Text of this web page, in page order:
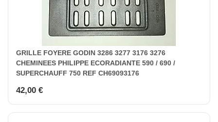
GRILLE FOYERE GODIN 3286 3277 3176 3276
CHEMINEES PHILIPPE ECORADIANTE 590 / 690 /
SUPERCHAUFF 750 REF CH69093176
42,00 €